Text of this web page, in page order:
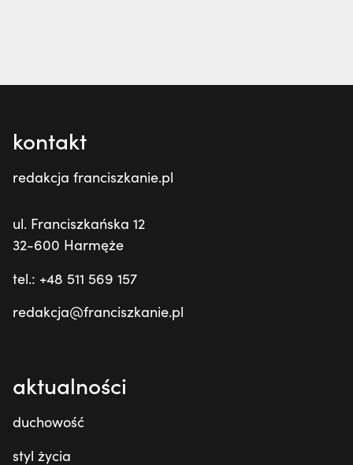
kontakt
redakcja franciszkanie.pl
ul. Franciszkańska 12
32-600 Harmęże
tel.: +48 511 569 157
redakcja@franciszkanie.pl
aktualności
duchowość
styl życia